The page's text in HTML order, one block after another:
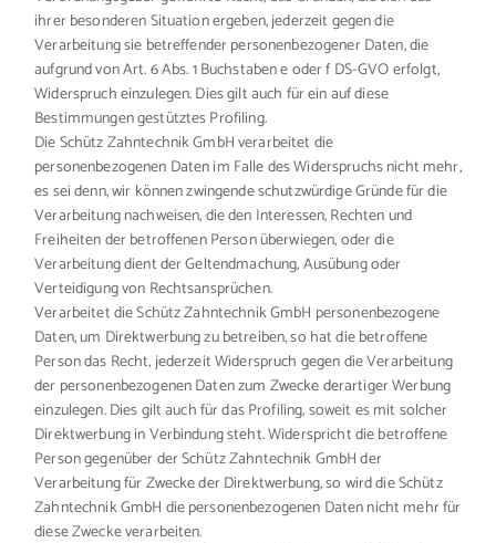
ihrer besonderen Situation ergeben, jederzeit gegen die
Verarbeitung sie betreffender personenbezogener Daten, die
aufgrund von Art. 6 Abs. 1 Buchstaben e oder f DS-GVO erfolgt,
Widerspruch einzulegen. Dies gilt auch für ein auf diese
Bestimmungen gestütztes Profiling.
Die Schütz Zahntechnik GmbH verarbeitet die
personenbezogenen Daten im Falle des Widerspruchs nicht mehr,
es sei denn, wir können zwingende schutzwürdige Gründe für die
Verarbeitung nachweisen, die den Interessen, Rechten und
Freiheiten der betroffenen Person überwiegen, oder die
Verarbeitung dient der Geltendmachung, Ausübung oder
Verteidigung von Rechtsansprüchen.
Verarbeitet die Schütz Zahntechnik GmbH personenbezogene
Daten, um Direktwerbung zu betreiben, so hat die betroffene
Person das Recht, jederzeit Widerspruch gegen die Verarbeitung
der personenbezogenen Daten zum Zwecke derartiger Werbung
einzulegen. Dies gilt auch für das Profiling, soweit es mit solcher
Direktwerbung in Verbindung steht. Widerspricht die betroffene
Person gegenüber der Schütz Zahntechnik GmbH der
Verarbeitung für Zwecke der Direktwerbung, so wird die Schütz
Zahntechnik GmbH die personenbezogenen Daten nicht mehr für
diese Zwecke verarbeiten.